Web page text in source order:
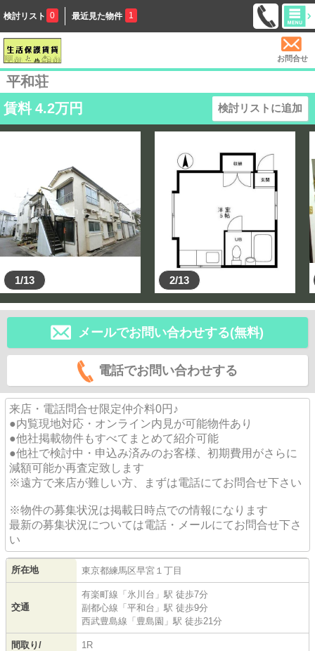
検討リスト 0 最近見た物件 1
お問合せ
平和荘
賃料 4.2万円 検討リストに追加
1/13 2/13
メールでお問い合わせする(無料)
電話でお問い合わせする
来店・電話問合せ限定仲介料0円♪
●内覧現地対応・オンライン内見が可能物件あり
●他社掲載物件もすべてまとめて紹介可能
●他社で検討中・申込み済みのお客様、初期費用がさらに
減額可能か再査定致します
※遠方で来店が難しい方、まずは電話にてお問合せ下さい
※物件の募集状況は掲載日時点での情報になります
最新の募集状況については電話・メールにてお問合せ下さ
い
所在地 東京都練馬区早宮 １丁目
交通
有楽町線 「 氷川台 」駅 徒歩7分
副都心線 「 平和台 」駅 徒歩9分
西武豊島線 「 豊島園 」駅 徒歩21分
間取り/
1R